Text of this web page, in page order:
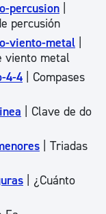
percusion
percusión
viento-metal
viento metal
4-4 | Compases
| Clave de do
| Triadas
| ¿Cuánto